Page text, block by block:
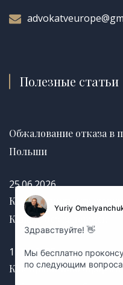
Полезные статьи
Обжалование отказа в
Польши
25.06.2026
Как получить
Канаде без задержек
12.03.2025
Как правильно